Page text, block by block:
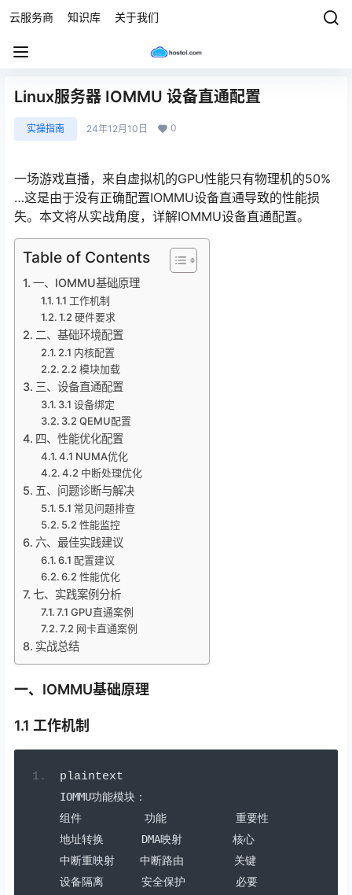
云服务商 知识库 关于我们
Linux服务器 IOMMU 设备直通配置
实操指南 24年12月10日 0
一场游戏直播，来自虚拟机的GPU性能只有物理机的50%
…这是由于没有正确配置IOMMU设备直通导致的性能损
失。本文将从实战角度，详解IOMMU设备直通配置。
Table of Contents
一、IOMMU基础原理
1.1 工作机制
1.2 硬件要求
二、基础环境配置
2.1 内核配置
2.2 模块加载
三、设备直通配置
3.1 设备绑定
3.2 QEMU配置
四、性能优化配置
4.1 NUMA优化
4.2 中断处理优化
五、问题诊断与解决
5.1 常见问题排查
5.2 性能监控
六、最佳实践建议
6.1 配置建议
6.2 性能优化
七、实践案例分析
7.1 GPU直通案例
7.2 网卡直通案例
实战总结
一、IOMMU基础原理
1.1 工作机制
plaintext
IOMMU功能模块：
组件
功能
重要性
地址转换
      DMA
映射
核心
中断重映射
中断路由
关键
设备隔离
安全保护
必要